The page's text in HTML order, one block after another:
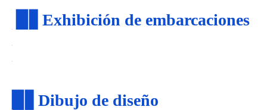
Exhibición de embarcaciones
Dibujo de diseño